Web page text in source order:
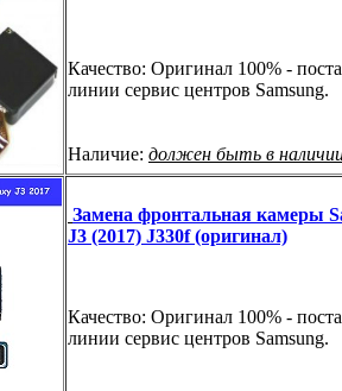
Качество: Оригинал 100% -
линии сервис центров Samsung.
Наличие: должен быть в
Замена фронтальная камеры
J3 (2017) J330f (оригинал)
Качество: Оригинал 100% -
линии сервис центров Samsung.